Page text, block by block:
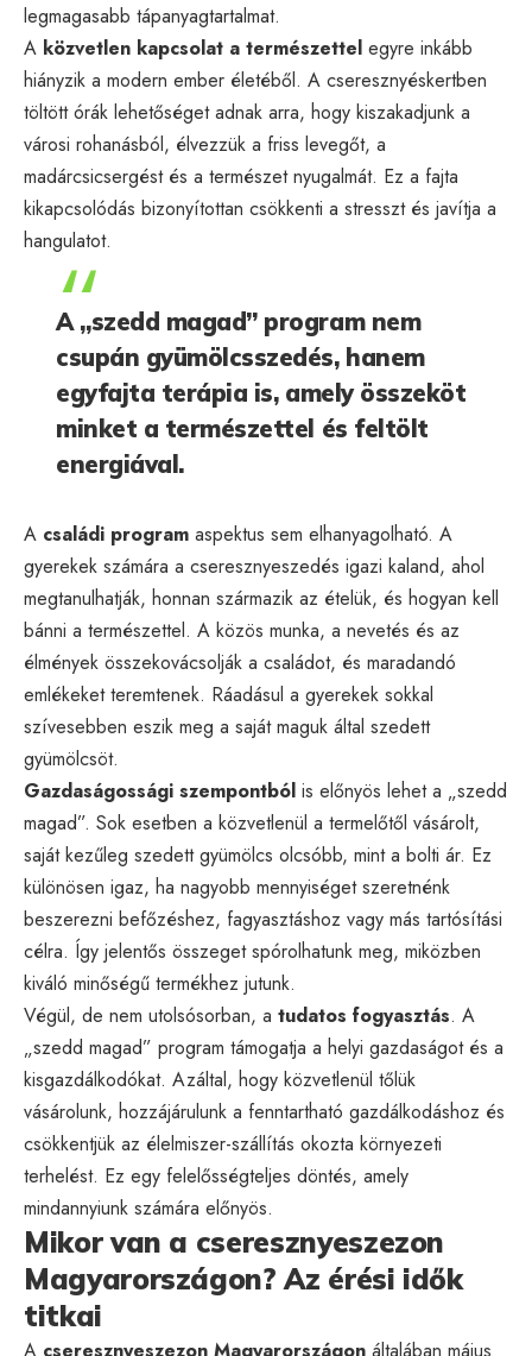
legmagasabb tápanyagtartalmat.
A közvetlen kapcsolat a természettel egyre inkább
hiányzik a modern ember életéből. A cseresznyéskertben
töltött órák lehetőséget adnak arra, hogy kiszakadjunk a
városi rohanásból, élvezzük a friss levegőt, a
madárcsicsergést és a természet nyugalmát. Ez a fajta
kikapcsolódás bizonyítottan csökkenti a stresszt és javítja a
hangulatot.
A „szedd magad” program nem
csupán gyümölcsszedés, hanem
egyfajta terápia is, amely összeköt
minket a természettel és feltölt
energiával.
A családi program aspektus sem elhanyagolható. A
gyerekek számára a cseresznyeszedés igazi kaland, ahol
megtanulhatják, honnan származik az ételük, és hogyan kell
bánni a természettel. A közös munka, a nevetés és az
élmények összekovácsolják a családot, és maradandó
emlékeket teremtenek. Ráadásul a gyerekek sokkal
szívesebben eszik meg a saját maguk által szedett
gyümölcsöt.
Gazdaságossági szempontból is előnyös lehet a „szedd
magad”. Sok esetben a közvetlenül a termelőtől vásárolt,
saját kezűleg szedett gyümölcs olcsóbb, mint a bolti ár. Ez
különösen igaz, ha nagyobb mennyiséget szeretnénk
beszerezni befőzéshez, fagyasztáshoz vagy más tartósítási
célra. Így jelentős összeget spórolhatunk meg, miközben
kiváló minőségű termékhez jutunk.
Végül, de nem utolsósorban, a tudatos fogyasztás. A
„szedd magad” program támogatja a helyi gazdaságot és a
kisgazdálkodókat. Azáltal, hogy közvetlenül tőlük
vásárolunk, hozzájárulunk a fenntartható gazdálkodáshoz és
csökkentjük az élelmiszer-szállítás okozta környezeti
terhelést. Ez egy felelősségteljes döntés, amely
mindannyiunk számára előnyös.
Mikor van a cseresznyeszezon
Magyarországon? Az érési idők
titkai
A cseresznyeszezon Magyarországon általában május